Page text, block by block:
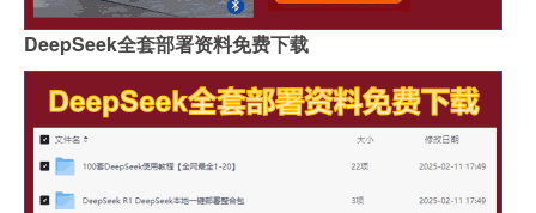
DeepSeek全套部署资料免费下载